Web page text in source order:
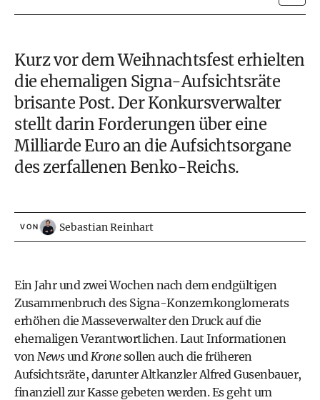
Kurz vor dem Weihnachtsfest erhielten
die ehemaligen Signa-Aufsichtsräte
brisante Post. Der Konkursverwalter
stellt darin Forderungen über eine
Milliarde Euro an die Aufsichtsorgane
des zerfallenen Benko-Reichs.
VON Sebastian Reinhart
Ein Jahr und zwei Wochen nach dem endgültigen
Zusammenbruch des Signa-Konzernkonglomerats
erhöhen die Masseverwalter den Druck auf die
ehemaligen Verantwortlichen. Laut Informationen
vonNewsundKronesollen auch die früheren
Aufsichtsräte, darunter Altkanzler Alfred Gusenbauer,
finanziell zur Kasse gebeten werden. Es geht um